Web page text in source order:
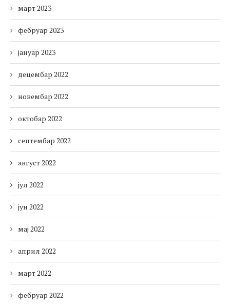
март 2023
фебруар 2023
јануар 2023
децембар 2022
новембар 2022
октобар 2022
септембар 2022
август 2022
јул 2022
јун 2022
мај 2022
април 2022
март 2022
фебруар 2022